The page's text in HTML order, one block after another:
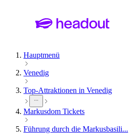
Hauptmenü
Venedig
Top-Attraktionen in Venedig
Markusdom Tickets
Führung durch die Markusbasili...